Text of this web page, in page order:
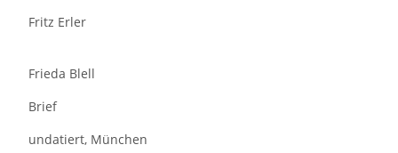
Fritz Erler
Frieda Blell
Brief
undatiert, München